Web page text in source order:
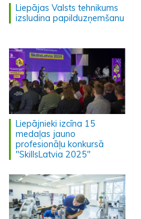
Liepājas Valsts tehnikums
izsludina papilduzņemšanu
Liepājnieki izcīna 15
medaļas jauno
profesionāļu konkursā
"SkillsLatvia 2025"